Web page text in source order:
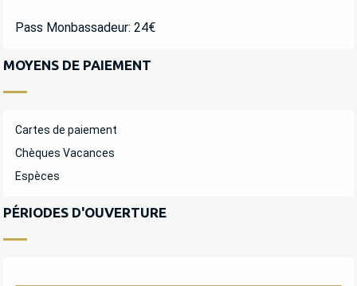
Pass Monbassadeur: 24€
MOYENS DE PAIEMENT
Cartes de paiement
Chèques Vacances
Espèces
PÉRIODES D'OUVERTURE